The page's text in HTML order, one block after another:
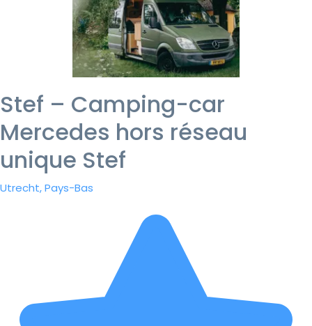
Stef – Camping-car
Mercedes hors réseau
unique Stef
Utrecht, Pays-Bas